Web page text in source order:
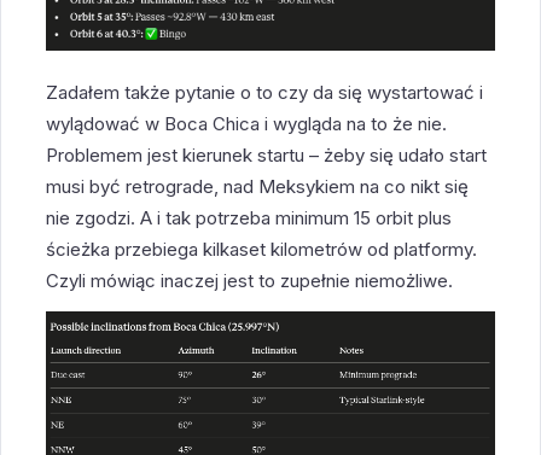
Zadałem także pytanie o to czy da się wystartować i
wylądować w Boca Chica i wygląda na to że nie.
Problemem jest kierunek startu – żeby się udało start
musi być retrograde, nad Meksykiem na co nikt się
nie zgodzi. A i tak potrzeba minimum 15 orbit plus
ścieżka przebiega kilkaset kilometrów od platformy.
Czyli mówiąc inaczej jest to zupełnie niemożliwe.